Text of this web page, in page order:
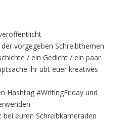
vorgegeben Schreibthemen
/ ein Gedicht / ein paar
ihr übt euer kreatives
Hashtag #WritingFriday und
bei euren Schreibkameraden